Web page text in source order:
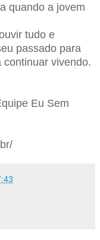
quando a jovem
tudo e
passado para
vivendo.
Eu Sem